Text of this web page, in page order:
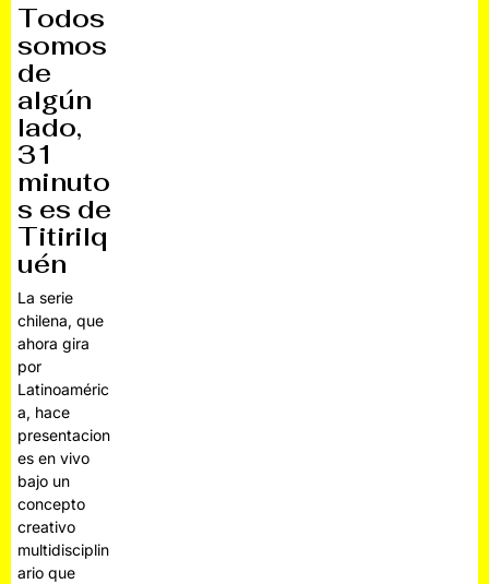
Todos
somos
de
algún
lado,
31
minuto
s es de
Titirilq
uén
La serie
chilena, que
ahora gira
por
Latinoaméric
a, hace
presentacion
es en vivo
bajo un
concepto
creativo
multidisciplin
ario que